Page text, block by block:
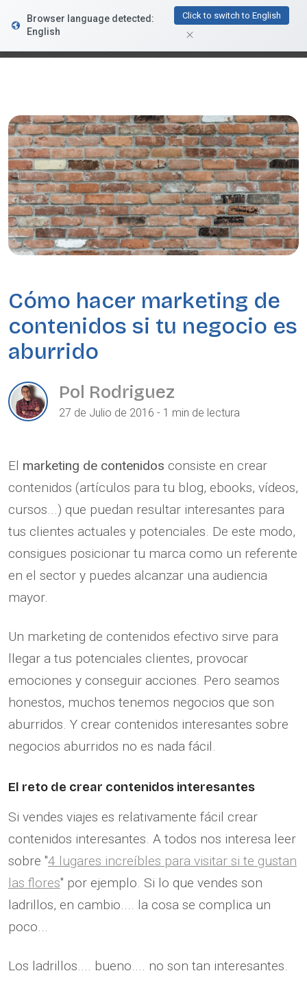
FacturaDirecta
Browser language detected:
English
Click to switch to English
Cómo hacer marketing de
contenidos si tu negocio es
aburrido
Pol Rodriguez
27 de Julio de 2016 - 1 min de lectura
El marketing de contenidos consiste en crear
contenidos (artículos para tu blog, ebooks, vídeos,
cursos...) que puedan resultar interesantes para
tus clientes actuales y potenciales. De este modo,
consigues posicionar tu marca como un referente
en el sector y puedes alcanzar una audiencia
mayor.
Un marketing de contenidos efectivo sirve para
llegar a tus potenciales clientes, provocar
emociones y conseguir acciones. Pero seamos
honestos, muchos tenemos negocios que son
aburridos. Y crear contenidos interesantes sobre
negocios aburridos no es nada fácil.
El reto de crear contenidos interesantes
Si vendes viajes es relativamente fácil crear
contenidos interesantes. A todos nos interesa leer
sobre "4 lugares increíbles para visitar si te gustan
las flores" por ejemplo. Si lo que vendes son
ladrillos, en cambio.... la cosa se complica un
poco...
Los ladrillos.... bueno.... no son tan interesantes.